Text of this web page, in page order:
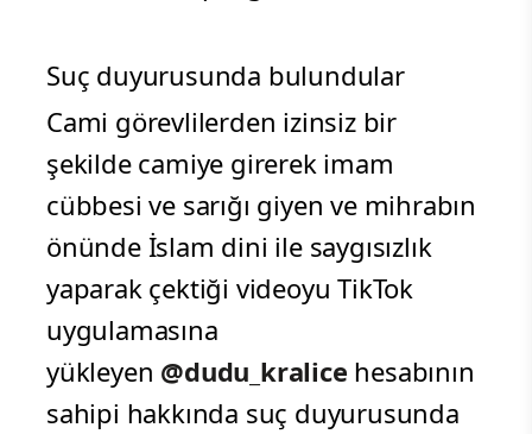
Suç duyurusunda bulundular
Cami görevlilerden izinsiz bir
şekilde camiye girerek imam
cübbesi ve sarığı giyen ve mihrabın
önünde İslam dini ile saygısızlık
yaparak çektiği videoyu TikTok
uygulamasına
yükleyen @dudu_kralice hesabının
sahipi hakkında suç duyurusunda